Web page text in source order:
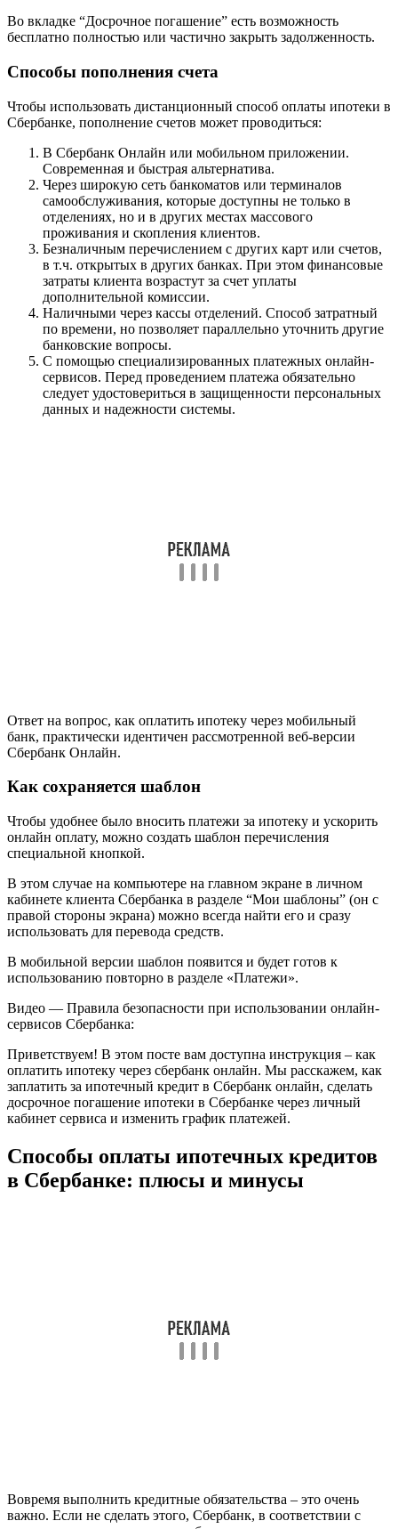
Во вкладке “Досрочное погашение” есть возможность
бесплатно полностью или частично закрыть задолженность.
Способы пополнения счета
Чтобы использовать дистанционный способ оплаты ипотеки в
Сбербанке, пополнение счетов может проводиться:
В Сбербанк Онлайн или мобильном приложении.
Современная и быстрая альтернатива.
Через широкую сеть банкоматов или терминалов
самообслуживания, которые доступны не только в
отделениях, но и в других местах массового
проживания и скопления клиентов.
Безналичным перечислением с других карт или счетов,
в т.ч. открытых в других банках. При этом финансовые
затраты клиента возрастут за счет уплаты
дополнительной комиссии.
Наличными через кассы отделений. Способ затратный
по времени, но позволяет параллельно уточнить другие
банковские вопросы.
С помощью специализированных платежных онлайн-
сервисов. Перед проведением платежа обязательно
следует удостовериться в защищенности персональных
данных и надежности системы.
Ответ на вопрос, как оплатить ипотеку через мобильный
банк, практически идентичен рассмотренной веб-версии
Сбербанк Онлайн.
Как сохраняется шаблон
Чтобы удобнее было вносить платежи за ипотеку и ускорить
онлайн оплату, можно создать шаблон перечисления
специальной кнопкой.
В этом случае на компьютере на главном экране в личном
кабинете клиента Сбербанка в разделе “Мои шаблоны” (он с
правой стороны экрана) можно всегда найти его и сразу
использовать для перевода средств.
В мобильной версии шаблон появится и будет готов к
использованию повторно в разделе «Платежи».
Видео — Правила безопасности при использовании онлайн-
сервисов Сбербанка:
Приветствуем! В этом посте вам доступна инструкция – как
оплатить ипотеку через сбербанк онлайн. Мы расскажем, как
заплатить за ипотечный кредит в Сбербанк онлайн, сделать
досрочное погашение ипотеки в Сбербанке через личный
кабинет сервиса и изменить график платежей.
Способы оплаты ипотечных кредитов
в Сбербанке: плюсы и минусы
Вовремя выполнить кредитные обязательства – это очень
важно. Если не сделать этого, Сбербанк, в соответствии с